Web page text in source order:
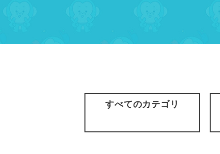
すべてのカテゴリ